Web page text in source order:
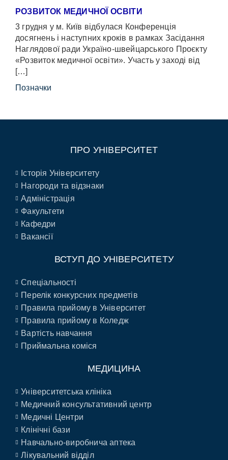
РОЗВИТОК МЕДИЧНОЇ ОСВІТИ
3 грудня у м. Київ відбулася Конференція
досягнень і наступних кроків в рамках Засідання
Наглядової ради Україно-швейцарського Проєкту
«Розвиток медичної освіти». Участь у заході від
[…]
Позначки
ПРО УНІВЕРСИТЕТ
Історія Університету
Нагороди та відзнаки
Адміністрація
Факультети
Кафедри
Вакансії
ВСТУП ДО УНІВЕРСИТЕТУ
Спеціальності
Перелік конкурсних предметів
Правила прийому в Університет
Правила прийому в Коледж
Вартість навчання
Приймальна коміся
МЕДИЦИНА
Університетська клініка
Медичний консультативний центр
Медичні Центри
Клінічні бази
Навчально-виробнича аптека
Лікувальний відділ